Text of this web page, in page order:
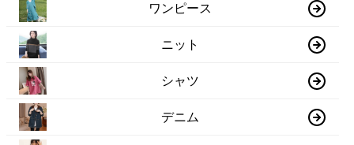
ワンピース
ニット
シャツ
デニム